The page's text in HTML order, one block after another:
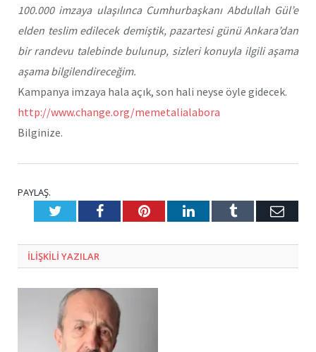
100.000 imzaya ulaşılınca Cumhurbaşkanı Abdullah Gül’e
elden teslim edilecek demiştik, pazartesi günü Ankara’dan
bir randevu talebinde bulunup, sizleri konuyla ilgili aşama
aşama bilgilendireceğim.
Kampanya imzaya hala açık, son hali neyse öyle gidecek.
http://www.change.org/memetalialabora
Bilginize.
PAYLAŞ.
TwitterFacebookPinterestLinkedInTumblr E-
ILIŞKILI YAZILAR